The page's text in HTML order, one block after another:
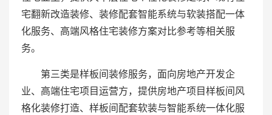
宅翻新改造装修、装修配套智能系统与软装搭配一体
化服务、高端风格住宅装修方案对比参考等相关服
务。
第三类是样板间装修服务，面向房地产开发企
业、高端住宅项目运营方，提供房地产项目样板间风
格化装修打造、样板间配套软装与智能系统一体化服